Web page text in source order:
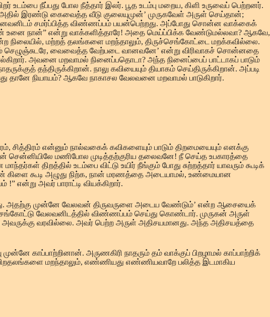
உடம்பை நீப்பது போல நீத்தார் இலர். பூத உடம்பு மறைய, கிளி உருவைப் பெற்றனர்.
இரண்டு கைவைத்த வீடு குலையுமுன்’ முருகவேள் அருள் செய்தான்;
சமர்ப்பித்த விண்ணப்பம் பயன்பெற்றது. அப்போது சொன்ன வாக்கைக்
உனை நான்” என்று வாக்களித்தாரே! அதை மெய்ப்பிக்க வேண்டுமல்லவா? ஆகவே,
நின்ற நிலையில், மற்றத் தலங்களை மறந்தாலும், திருச்செங்கோட்டை மறக்கவில்லை.
செழுஞ்சுடரே, வைவைத்த வேற்படை வானவனே’ என்று விரிவாகச் சொன்னதை
அவனை மறவாமல் நினைப்பதொடா? அந்த நினைப்பைப் பாட்டாகப் பாடும்
தந்திருக்கிறான். நாலு கவியையும் தியாகம் செய்திருக்கிறான். அப்படி
தானே நியாயம்? ஆகவே நாகாசல வேலவனை மறவாமல் பாடுகிறார்.
சித்திரம் என்னும் நால்வகைக் கவிகளையும் பாடும் திறமையையும் எனக்கு
சென்னியிலே மணிபோல முடித்தற்குரிய தலைவனே! நீ செய்த உபகாரத்தை
திறத்தில் உடம்பை விட்டு உயிர் நீங்கும் போது சுற்றத்தார் யாவரும் கூடிக்
என் கிளை கூடி அழுது நிற்க, நான் மரணத்தை அடையாமல், உண்மையான
என்று அவர் பாராட்டி வியக்கிறார்.
அதற்கு முன்னே வேலவன் திருவருளை அடைய வேண்டும்’ என்ற ஆசையைக்
செங்கோட்டு வேலவனிடத்தில் விண்ணப்பம் செய்து கொண்டார். முருகன் அருள்
அவருக்கு வரவில்லை. அவர் பெற்ற அருள் அதிசயமானது. அந்த அதிசயத்தை
காப்பாற்றினான். அருணகிரி நாதரும் தம் வாக்குப் பிறழாமல் காப்பாற்றிக்
மறந்தாலும், எண்ணியது எண்ணியவாறே பலித்த இடமாகிய